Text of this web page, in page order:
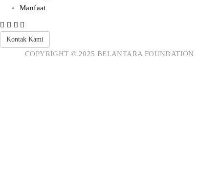
Manfaat
Kontak Kami
COPYRIGHT © 2025 BELANTARA FOUNDATION